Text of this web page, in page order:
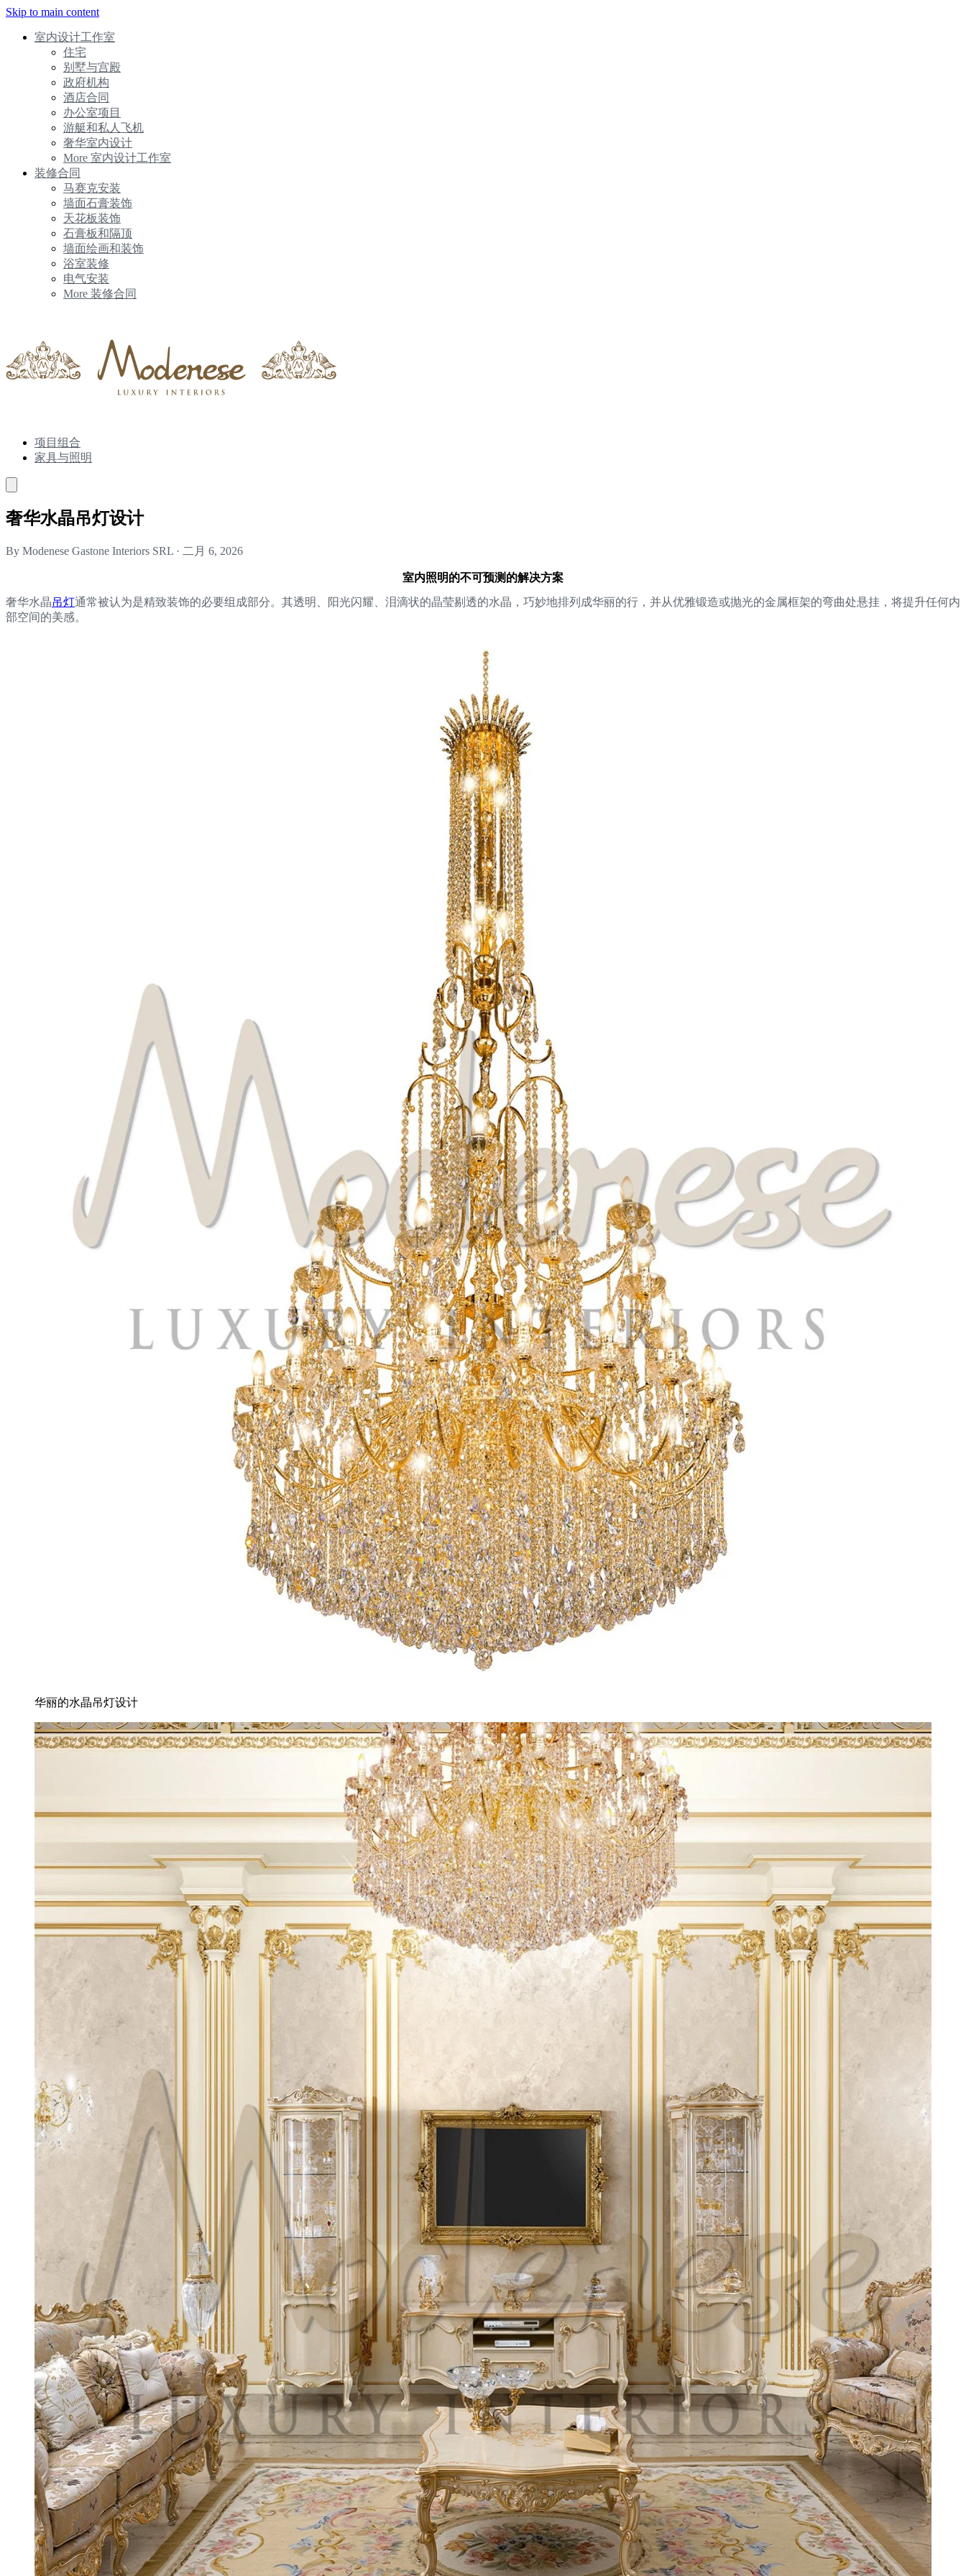
Skip to main content
室内设计工作室
住宅
别墅与宫殿
政府机构
酒店合同
办公室项目
游艇和私人飞机
奢华室内设计
More 室内设计工作室
装修合同
马赛克安装
墙面石膏装饰
天花板装饰
石膏板和隔顶
墙面绘画和装饰
浴室装修
电气安装
More 装修合同
项目组合
家具与照明
奢华水晶吊灯设计
By Modenese Gastone Interiors SRL · 二月 6, 2026
室内照明的不可预测的解决方案
奢华水晶吊灯通常被认为是精致装饰的必要组成部分。其透明、阳光闪耀、泪滴状的晶莹剔透的水晶，巧妙地排列成华丽的行，并从优雅锻造或抛光的金属框架的弯曲处悬挂，将提升任何内
部空间的美感。
华丽的水晶吊灯设计